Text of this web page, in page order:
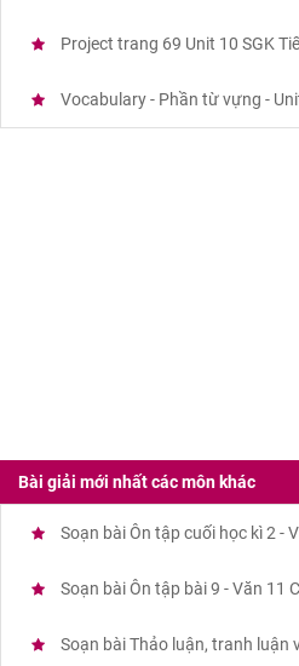
Project trang 69 Unit 10 SGK
Vocabulary - Phần từ vựng -
Bài giải mới nhất các môn khác
Soạn bài Ôn tập cuối học kì 2 -
Soạn bài Ôn tập bài 9 - Văn 11
Soạn bài Thảo luận, tranh luận